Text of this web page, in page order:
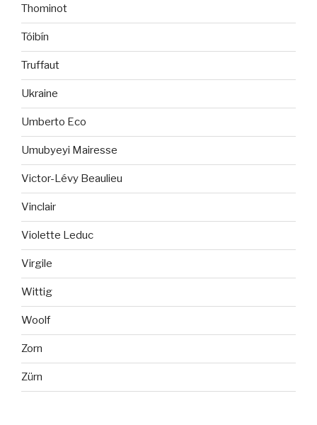
Thominot
Tóibín
Truffaut
Ukraine
Umberto Eco
Umubyeyi Mairesse
Victor-Lévy Beaulieu
Vinclair
Violette Leduc
Virgile
Wittig
Woolf
Zorn
Zürn